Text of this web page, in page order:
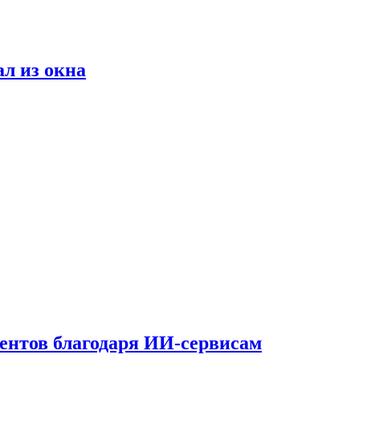
из окна
благодаря ИИ-сервисам